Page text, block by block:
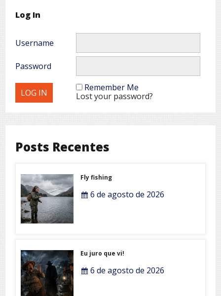
Log In
Username
Password
Remember Me
Lost your password?
Posts Recentes
Fly fishing
6 de agosto de 2026
Eu juro que vi!
6 de agosto de 2026